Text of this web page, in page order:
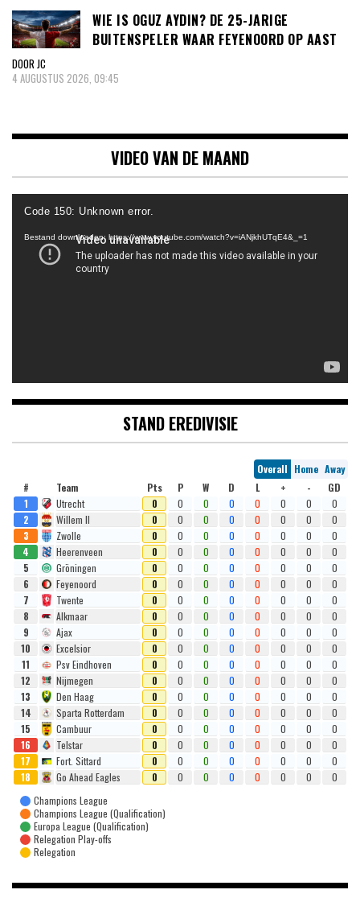
WIE IS OGUZ AYDIN? DE 25-JARIGE
BUITENSPELER WAAR FEYENOORD OP AAST
DOOR JC
4 AUGUSTUS 2026, 09:45
VIDEO VAN DE MAAND
Videospeler
Code 150: Unknown error.
Bestand downloaden: https://www.youtube.com/watch?v=iANjkhUTqE4&_=1
STAND EREDIVISIE
Overall Home Away
#
Team Pts P W D L + -
GD
1
Utrecht 0 0 0 0 0 0 0
0
2
Willem II 0 0 0 0 0 0 0
0
3
Zwolle 0 0 0 0 0 0 0
0
4
Heerenveen 0 0 0 0 0 0 0
0
5
Gröningen 0 0 0 0 0 0 0
0
6
Feyenoord 0 0 0 0 0 0 0
0
7
Twente 0 0 0 0 0 0 0
0
8
Alkmaar 0 0 0 0 0 0 0
0
9
Ajax 0 0 0 0 0 0 0
0
10
Excelsior 0 0 0 0 0 0 0
0
11
Psv Eindhoven 0 0 0 0 0 0 0
0
12
Nijmegen 0 0 0 0 0 0 0
0
13
Den Haag 0 0 0 0 0 0 0
0
14
Sparta Rotterdam 0 0 0 0 0 0 0
0
15
Cambuur 0 0 0 0 0 0 0
0
16
Telstar 0 0 0 0 0 0 0
0
17
Fort. Sittard 0 0 0 0 0 0 0
0
18
Go Ahead Eagles 0 0 0 0 0 0 0
0
Champions League
Champions League (Qualification)
Europa League (Qualification)
Relegation Play-offs
Relegation